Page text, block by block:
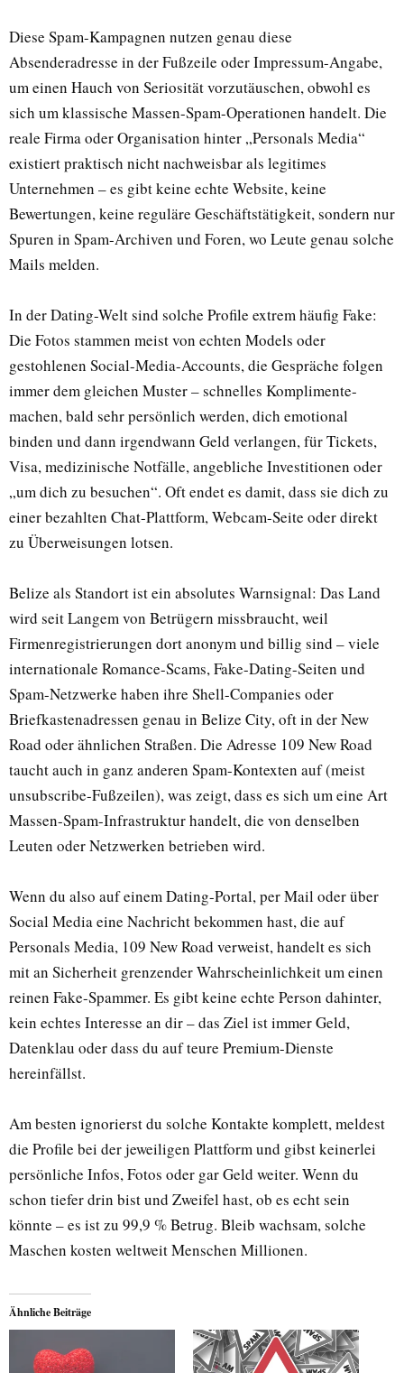
Diese Spam-Kampagnen nutzen genau diese
Absenderadresse in der Fußzeile oder Impressum-Angabe,
um einen Hauch von Seriosität vorzutäuschen, obwohl es
sich um klassische Massen-Spam-Operationen handelt. Die
reale Firma oder Organisation hinter „Personals Media“
existiert praktisch nicht nachweisbar als legitimes
Unternehmen – es gibt keine echte Website, keine
Bewertungen, keine reguläre Geschäftstätigkeit, sondern nur
Spuren in Spam-Archiven und Foren, wo Leute genau solche
Mails melden.
In der Dating-Welt sind solche Profile extrem häufig Fake:
Die Fotos stammen meist von echten Models oder
gestohlenen Social-Media-Accounts, die Gespräche folgen
immer dem gleichen Muster – schnelles Komplimente-
machen, bald sehr persönlich werden, dich emotional
binden und dann irgendwann Geld verlangen, für Tickets,
Visa, medizinische Notfälle, angebliche Investitionen oder
„um dich zu besuchen“. Oft endet es damit, dass sie dich zu
einer bezahlten Chat-Plattform, Webcam-Seite oder direkt
zu Überweisungen lotsen.
Belize als Standort ist ein absolutes Warnsignal: Das Land
wird seit Langem von Betrügern missbraucht, weil
Firmenregistrierungen dort anonym und billig sind – viele
internationale Romance-Scams, Fake-Dating-Seiten und
Spam-Netzwerke haben ihre Shell-Companies oder
Briefkastenadressen genau in Belize City, oft in der New
Road oder ähnlichen Straßen. Die Adresse 109 New Road
taucht auch in ganz anderen Spam-Kontexten auf (meist
unsubscribe-Fußzeilen), was zeigt, dass es sich um eine Art
Massen-Spam-Infrastruktur handelt, die von denselben
Leuten oder Netzwerken betrieben wird.
Wenn du also auf einem Dating-Portal, per Mail oder über
Social Media eine Nachricht bekommen hast, die auf
Personals Media, 109 New Road verweist, handelt es sich
mit an Sicherheit grenzender Wahrscheinlichkeit um einen
reinen Fake-Spammer. Es gibt keine echte Person dahinter,
kein echtes Interesse an dir – das Ziel ist immer Geld,
Datenklau oder dass du auf teure Premium-Dienste
hereinfällst.
Am besten ignorierst du solche Kontakte komplett, meldest
die Profile bei der jeweiligen Plattform und gibst keinerlei
persönliche Infos, Fotos oder gar Geld weiter. Wenn du
schon tiefer drin bist und Zweifel hast, ob es echt sein
könnte – es ist zu 99,9 % Betrug. Bleib wachsam, solche
Maschen kosten weltweit Menschen Millionen.
Ähnliche Beiträge